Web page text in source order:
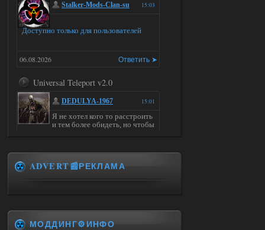
15:03
Stalker-Mods-Clan-su
Доступно только для пользователей
Ответить ➤
06.08.2026
Universal Teleport v2.0
15:01
DEDULYA-1967
Я не хотел кого то расстроить
и тем более обидеть, но чтобы
Ответить ➤
06.08.2026
ADVERT📰РЕКЛАМА
МОДДИНГ⚙️ИНФО